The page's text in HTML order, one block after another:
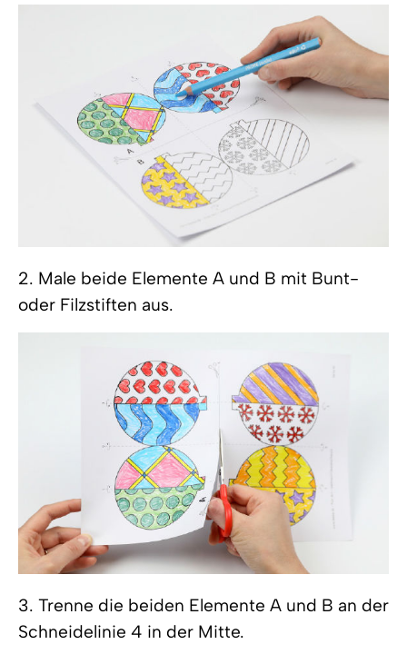
2. Male beide Elemente A und B mit Bunt-
oder Filzstiften aus.
3. Trenne die beiden Elemente A und B an der
Schneidelinie 4 in der Mitte.